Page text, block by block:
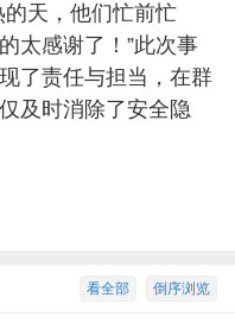
天，他们忙前忙
太感谢了！”此次事
了责任与担当，在群
及时消除了安全隐
倒序浏览
看全部